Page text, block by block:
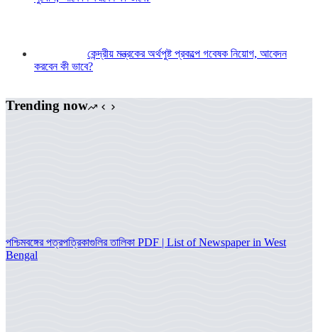
কেন্দ্রীয় মন্ত্রকের অর্থপুষ্ট প্রকল্পে গবেষক নিয়োগ, আবেদন
করবেন কী ভাবে?
Trending now
পশ্চিমবঙ্গের পত্রপত্রিকাগুলির তালিকা PDF | List of Newspaper in West
Bengal